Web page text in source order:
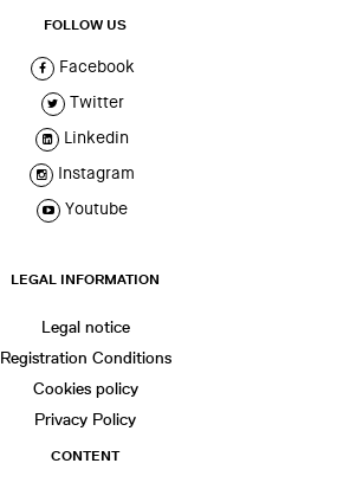
FOLLOW US
Facebook
Twitter
Linkedin
Instagram
Youtube
LEGAL INFORMATION
Legal notice
Registration Conditions
Cookies policy
Privacy Policy
CONTENT